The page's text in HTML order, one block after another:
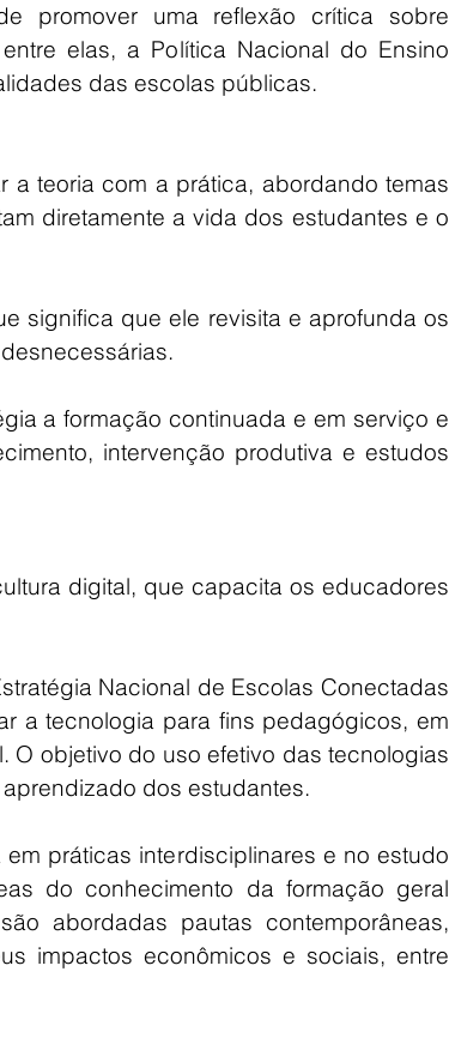
promover uma reflexão crítica sobre
elas, a Política Nacional do Ensino
das escolas públicas.
a teoria com a prática, abordando temas
diretamente a vida dos estudantes e o
significa que ele revisita e aprofunda os
a formação continuada e em serviço e
intervenção produtiva e estudos
digital, que capacita os educadores
Nacional de Escolas Conectadas
a tecnologia para fins pedagógicos, em
O objetivo do uso efetivo das tecnologias
dos estudantes.
práticas interdisciplinares e no estudo
do conhecimento da formação geral
abordadas pautas contemporâneas,
impactos econômicos e sociais, entre